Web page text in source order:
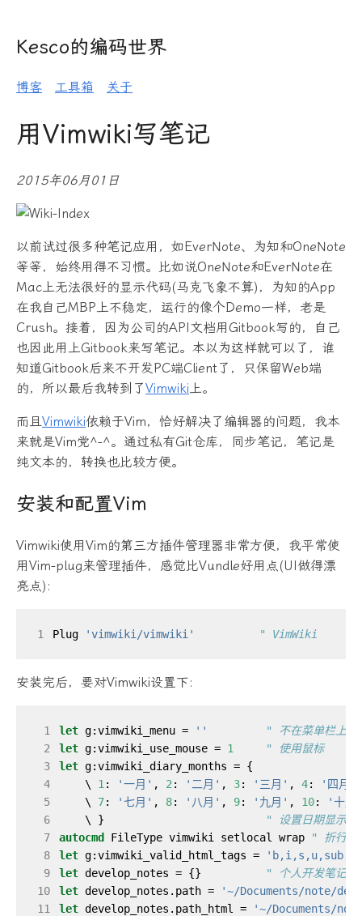
Kesco的编码世界
博客 工具箱 关于
用Vimwiki写笔记
2015年06月01日
以前试过很多种笔记应用，如EverNote、为知和OneNote
等等，始终用得不习惯。比如说OneNote和EverNote在
Mac上无法很好的显示代码(马克飞象不算)，为知的App
在我自己MBP上不稳定，运行的像个Demo一样，老是
Crush。接着，因为公司的API文档用Gitbook写的，自己
也因此用上Gitbook来写笔记。本以为这样就可以了，谁
知道Gitbook后来不开发PC端Client了，只保留Web端
的，所以最后我转到了Vimwiki 上。
而且Vimwiki依赖于Vim，恰好解决了编辑器的问题，我本
来就是Vim党^-^。通过私有Git仓库，同步笔记，笔记是
纯文本的，转换也比较方便。
安装和配置Vim
Vimwiki使用Vim的第三方插件管理器非常方便，我平常使
用Vim-plug来管理插件，感觉比Vundle好用点(UI做得漂
亮点):
1 Plug 'vimwiki/vimwiki' " VimWiki
安装完后，要对Vimwiki设置下:
1 let g:vimwiki_menu = ''
" 不在菜单栏上
2
let g:vimwiki_use_mouse = 1
" 使用鼠标
3
let
4
    \
1 : '一月' , 2 : '二月' , 3: '三月' , 4: '四月'
5
    \
7: '七月' , 8: '八月' , 9: '九月' , 10:
'十月'
6
    \ }
" 设置日期显示文
7
autocmd FileType vimwiki setlocal wrap
" 折行
8
let g:vimwiki_valid_html_tags =
9
let develop_notes = {}
" 个人开发笔记
10
let develop_notes.path =
'~/Documents/note/
11
let develop_notes.path_html =
'~/Documents/